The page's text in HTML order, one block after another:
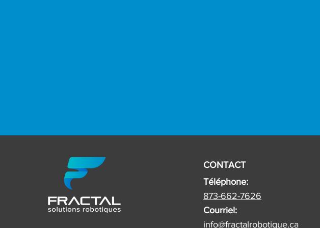
CONTACT
Téléphone:
873-662-7626
Courriel:
info@fractalrobotique.ca